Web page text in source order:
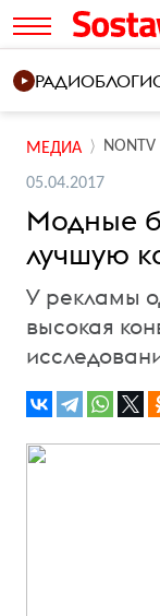
РАДИОБЛОГИ
МЕДИА NONTV
05.04.2017
Модные
лучшую
У рекламы
высокая